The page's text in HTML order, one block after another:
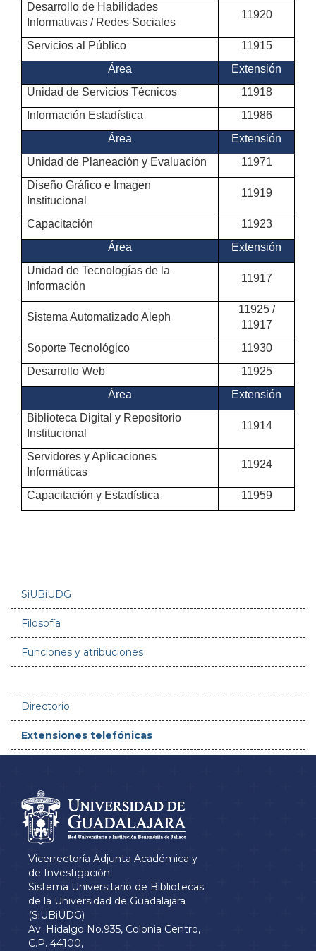
Desarrollo de Habilidades
Informativas / Redes Sociales
11920
Servicios al Público
11915
Área
Extensión
Unidad de Servicios Técnicos
11918
Información Estadística
11986
Área
Extensión
Unidad de Planeación y Evaluación
11971
Diseño Gráfico e Imagen
Institucional
11919
Capacitación
11923
Área
Extensión
Unidad de Tecnologías de la
Información
11917
Sistema Automatizado Aleph
11925 /
11917
Soporte Tecnológico
11930
Desarrollo Web
11925
Área
Extensión
Biblioteca Digital y Repositorio
Institucional
11914
Servidores y Aplicaciones
Informáticas
11924
Capacitación y Estadística 11959
Menú
secundario
SiUBiUDG
Filosofía
Funciones y atribuciones
Directorio
Extensiones telefónicas
Información del
portal
Vicerrectoría Adjunta Académica y
de Investigación
Sistema Universitario de Bibliotecas
de la Universidad de Guadalajara
(SiUBiUDG)
Av. Hidalgo No.935, Colonia Centro,
C.P. 44100,